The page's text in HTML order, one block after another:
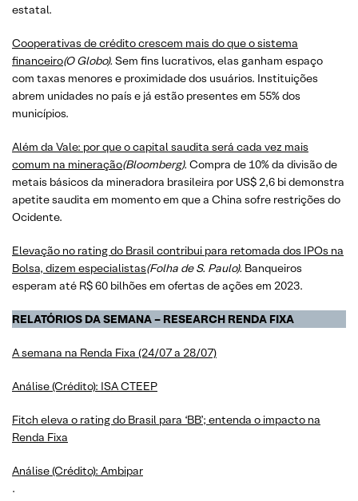
estatal.
​​​​​​​Cooperativas de crédito crescem mais do que o sistema
financeiro(O Globo). Sem fins lucrativos, elas ganham espaço
com taxas menores e proximidade dos usuários. Instituições
abrem unidades no país e já estão presentes em 55% dos
municípios.
Além da Vale: por que o capital saudita será cada vez mais
comum na mineração(Bloomberg). Compra de 10% da divisão de
metais básicos da mineradora brasileira por US$ 2,6 bi demonstra
apetite saudita em momento em que a China sofre restrições do
Ocidente.
​​​​​​​Elevação no rating do Brasil contribui para retomada dos IPOs na
Bolsa, dizem especialistas(Folha de S. Paulo). Banqueiros
esperam até R$ 60 bilhões em ofertas de ações em 2023.
RELATÓRIOS DA SEMANA – RESEARCH RENDA FIXA
A semana na Renda Fixa (24/07 a 28/07)
Análise (Crédito): ISA CTEEP
Fitch eleva o rating do Brasil para ‘BB’; entenda o impacto na
Renda Fixa
Análise (Crédito): Ambipar
.